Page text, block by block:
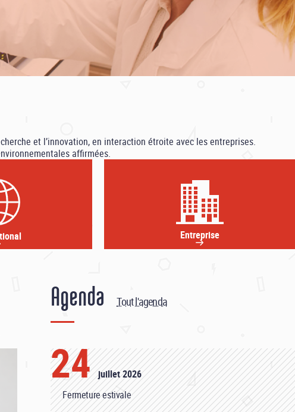
et l’innovation, en interaction étroite avec les entreprises.
affirmées.
Entreprise
Agenda Tout l'agenda
24 juillet 2026
Fermeture estivale